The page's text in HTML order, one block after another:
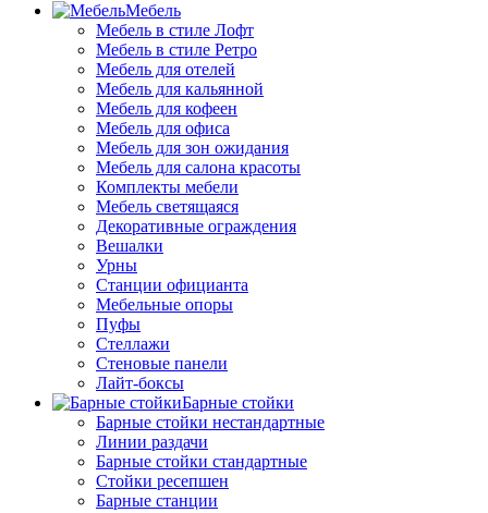
Мебель
Мебель в стиле Лофт
Мебель в стиле Ретро
Мебель для отелей
Мебель для кальянной
Мебель для кофеен
Мебель для офиса
Мебель для зон ожидания
Мебель для салона красоты
Комплекты мебели
Мебель светящаяся
Декоративные ограждения
Вешалки
Урны
Станции официанта
Мебельные опоры
Пуфы
Стеллажи
Стеновые панели
Лайт-боксы
Барные стойки
Барные стойки нестандартные
Линии раздачи
Барные стойки стандартные
Стойки ресепшен
Барные станции